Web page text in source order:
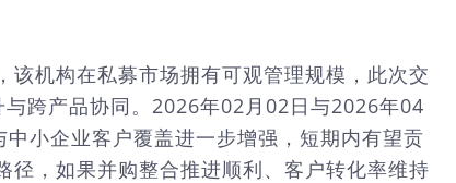
机构在私募市场拥有可观管理规模，此次交
跨产品协同。2026年02月02日与2026年04
小企业客户覆盖进一步增强，短期内有望贡
，如果并购整合推进顺利、客户转化率维持